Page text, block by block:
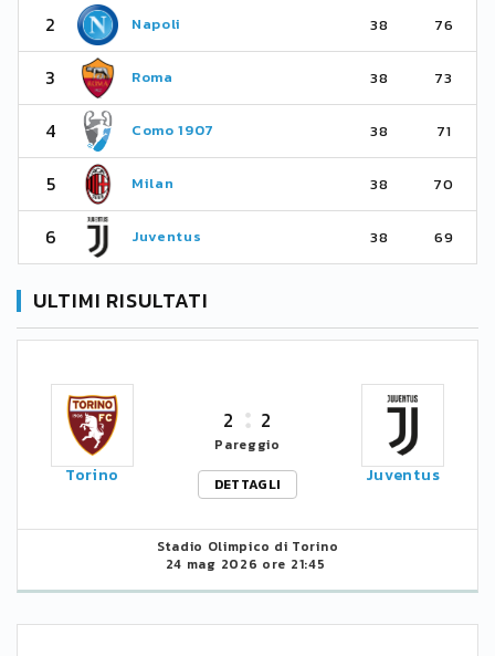
2 Napoli 38 76
3 Roma 38 73
4 Como 1907 38 71
5 Milan 38 70
6 Juventus 38 69
ULTIMI RISULTATI
Torino
2 2
Pareggio
DETTAGLI
Juventus
Stadio Olimpico di Torino
24 mag 2026 ore 21:45